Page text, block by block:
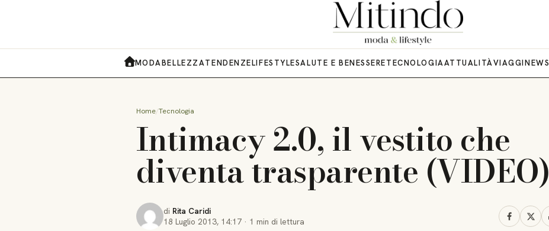
MODABELLEZZATENDENZELIFESTYLESALUTE E BENESSERETECNOLOGIAATTUALITÀVIAGGINEWS
Home Tecnologia
Intimacy 2.0, il vestito che
diventa trasparente (VIDEO)
di Rita Caridi
18 Luglio 2013, 14:17 · 1 min di lettura